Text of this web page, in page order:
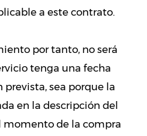
a este contrato.
por tanto, no será
tenga una fecha
prevista, sea porque la
en la descripción del
momento de la compra